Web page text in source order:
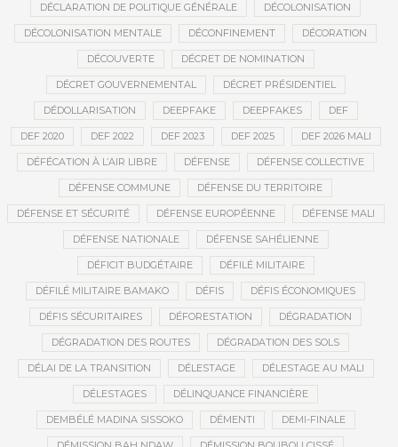
DÉCLARATION DE POLITIQUE GÉNÉRALE DÉCOLONISATION
DÉCOLONISATION MENTALE DÉCONFINEMENT DÉCORATION
DÉCOUVERTE DÉCRET DE NOMINATION
DÉCRET GOUVERNEMENTAL DÉCRET PRÉSIDENTIEL
DÉDOLLARISATION DEEPFAKE DEEPFAKES DEF
DEF 2020 DEF 2022 DEF 2023 DEF 2025 DEF 2026 MALI
DÉFÉCATION À L’AIR LIBRE DÉFENSE DÉFENSE COLLECTIVE
DÉFENSE COMMUNE DÉFENSE DU TERRITOIRE
DÉFENSE ET SÉCURITÉ DÉFENSE EUROPÉENNE DÉFENSE MALI
DÉFENSE NATIONALE DÉFENSE SAHÉLIENNE
DÉFICIT BUDGÉTAIRE DÉFILÉ MILITAIRE
DÉFILÉ MILITAIRE BAMAKO DÉFIS DÉFIS ÉCONOMIQUES
DÉFIS SÉCURITAIRES DÉFORESTATION DÉGRADATION
DÉGRADATION DES ROUTES DÉGRADATION DES SOLS
DÉLAI DE LA TRANSITION DÉLESTAGE DÉLESTAGE AU MALI
DÉLESTAGES DÉLINQUANCE FINANCIÈRE
DEMBÉLÉ MADINA SISSOKO DÉMENTI DEMI-FINALE